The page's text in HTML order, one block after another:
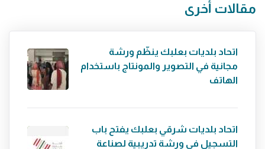
مقالات أخرى
اتحاد بلديات بعلبك ينظّم ورشة
مجانية في التصوير والمونتاج باستخدام
الهاتف
اتحاد بلديات شرقي بعلبك يفتح باب
التسجيل في ورشة تدريبية لصناعة